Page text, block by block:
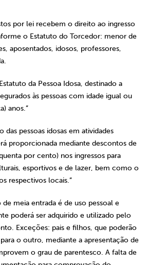
por lei recebem o direito ao ingresso
o Estatuto do Torcedor: menor de
aposentados, idosos, professores,
da Pessoa Idosa, destinado a
às pessoas com idade igual ou
anos.”
das pessoas idosas em atividades
proporcionada mediante descontos de
por cento) nos ingressos para
esportivos e de lazer, bem como o
respectivos locais.”
de meia entrada é de uso pessoal e
poderá ser adquirido e utilizado pelo
Exceções: pais e filhos, que poderão
o outro, mediante a apresentação de
o grau de parentesco. A falta de